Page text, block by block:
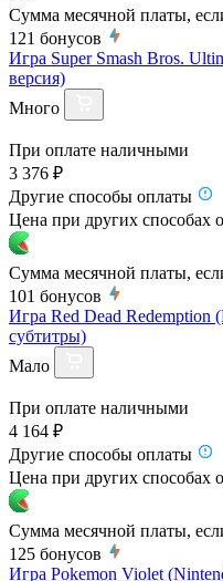
Сумма месячной платы,
121 бонусов
Игра Super Smash Bros.
версия)
Много
При оплате наличными
3 376 ₽
Другие способы оплаты
Цена при других способах
Сумма месячной платы,
101 бонусов
Игра Red Dead Redemption
субтитры)
Мало
При оплате наличными
4 164 ₽
Другие способы оплаты
Цена при других способах
Сумма месячной платы,
125 бонусов
Игра Pokemon Violet